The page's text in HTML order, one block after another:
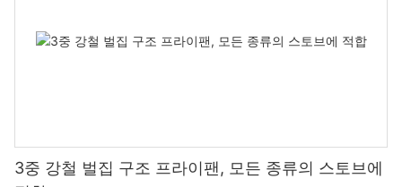
3중 강철 벌집 구조 프라이팬, 모든 종류의 스토브에